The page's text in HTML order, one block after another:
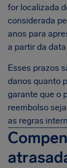
for localizada
considerada
anos para
a partir da
Esses prazos
danos quanto
garante que o
reembolso
as regras